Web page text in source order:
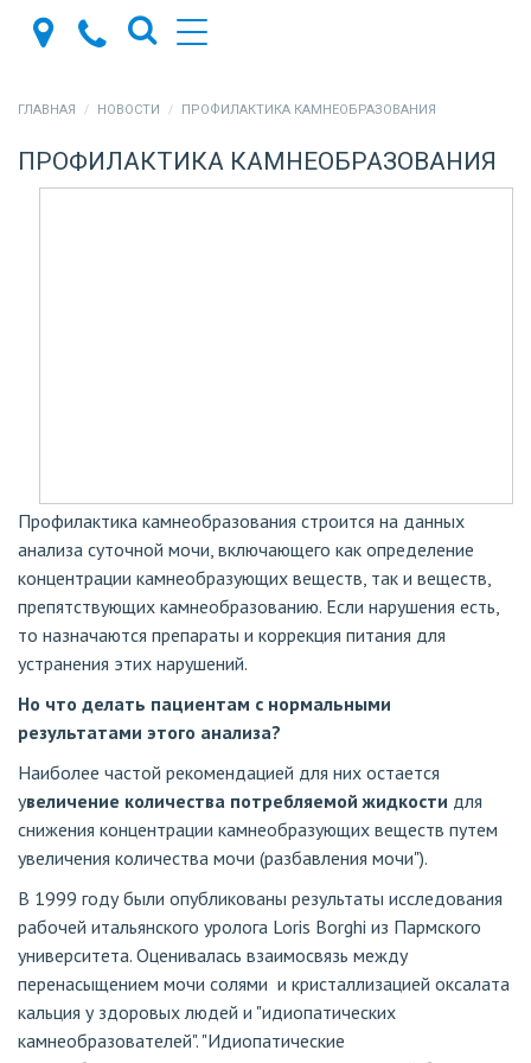
ГЛАВНАЯ НОВОСТИ ПРОФИЛАКТИКА КАМНЕОБРАЗОВАНИЯ
ПРОФИЛАКТИКА КАМНЕОБРАЗОВАНИЯ
Профилактика камнеобразования строится на данных
анализа суточной мочи, включающего как определение
концентрации камнеобразующих веществ, так и веществ,
препятствующих камнеобразованию. Если нарушения есть,
то назначаются препараты и коррекция питания для
устранения этих нарушений.
Но что делать пациентам с нормальными
результатами этого анализа?
Наиболее частой рекомендацией для них остается
увеличение количества потребляемой жидкости для
снижения концентрации камнеобразующих веществ путем
увеличения количества мочи (разбавления мочи").
В 1999 году были опубликованы результаты исследования
рабочей итальянского уролога Loris Borghi из Пармского
университета. Оценивалась взаимосвязь между
перенасыщением мочи солями и кристаллизацией оксалата
кальция у здоровых людей и "идиопатических
камнеобразователей". "Идиопатические